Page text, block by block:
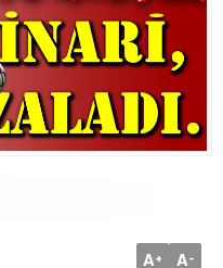
A+ A-